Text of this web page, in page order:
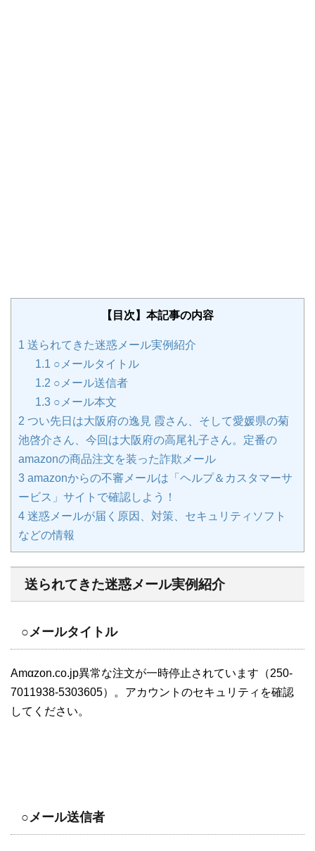
【目次】本記事の内容
1 送られてきた迷惑メール実例紹介
1.1 ○メールタイトル
1.2 ○メール送信者
1.3 ○メール本文
2 つい先日は大阪府の逸見 霞さん、そして愛媛県の菊
池啓介さん、今回は大阪府の高尾礼子さん。定番の
amazonの商品注文を装った詐欺メール
3 amazonからの不審メールは「ヘルプ＆カスタマーサ
ービス」サイトで確認しよう！
4 迷惑メールが届く原因、対策、セキュリティソフト
などの情報
送られてきた迷惑メール実例紹介
○メールタイトル
Amαzon.co.jp異常な注文が一時停止されています（250-
7011938-5303605）。アカウントのセキュリティを確認
してください。
○メール送信者